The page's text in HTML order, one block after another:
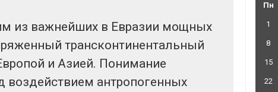
из важнейших в Евразии мощных
трансконтинентальный
и Азией. Понимание
воздействием антропогенных
Пн
1
8
15
22